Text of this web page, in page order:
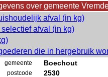
over gemeente
afval (in kg)
afval (in kg)
die in hergebruik
gemeente Boechout
postcode 2530